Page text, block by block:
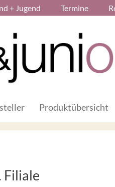
+ Jugend Termine
Produktübersicht
Filiale